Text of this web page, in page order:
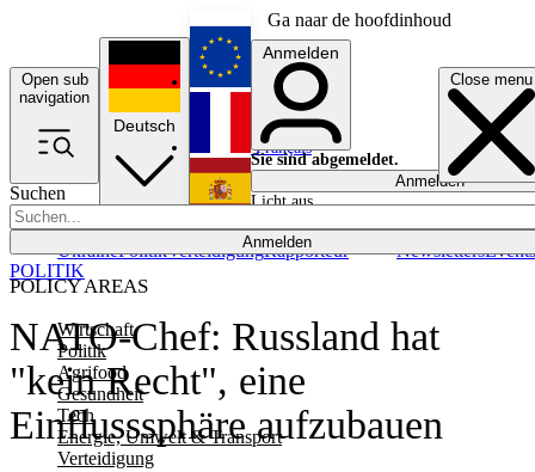
Ga naar de hoofdinhoud
Open sub
navigation
Close menu
Suchen
Anmelden
POLICY AREAS
Wirtschaft
Politik
Agrifood
Gesundheit
Tech
Energie, Umwelt & Transport
Verteidigung
UkrainePolitikVerteidigungRapporteur NewslettersEvents
Deutsch
English
Français
Anmelden
Sie sind abgemeldet.
Anmelden
Licht aus
NATO-Chef: Russland hat
"kein Recht", eine
Einflusssphäre aufzubauen
POLITIK